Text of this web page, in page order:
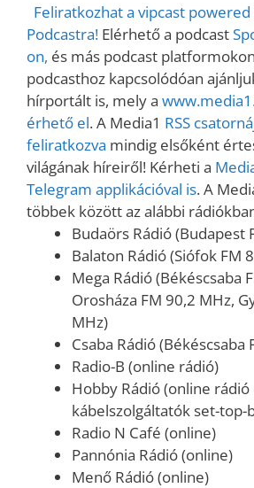
Feliratkozhat a vipcast powered
Podcastra! Elérhető a podcast
on, és más podcast
podcasthoz kapcsolódóan
hírportált is, mely a
érhető el. A Media1 RSS
feliratkozva mindig elsőként
világának híreiről! Kérheti a
Telegram applikációval is. A
többek között az alábbi
Budaörs Rádió (Budapest
Balaton Rádió (Siófok FM
Mega Rádió (Békéscsaba
Orosháza FM 90,2 MHz,
MHz)
Csaba Rádió (Békéscsaba
Radio-B (online rádió)
Hobby Rádió (online rádió
kábelszolgáltatók set-top-
Radio N Café (online)
Pannónia Rádió (online)
Menő Rádió (online)